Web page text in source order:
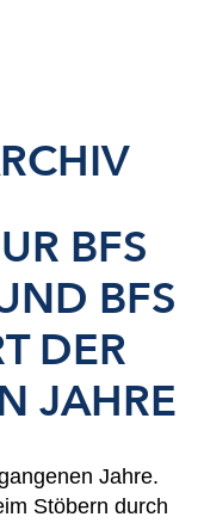
BFS
BFS
DER
JAHRE
Jahre.
Stöbern durch